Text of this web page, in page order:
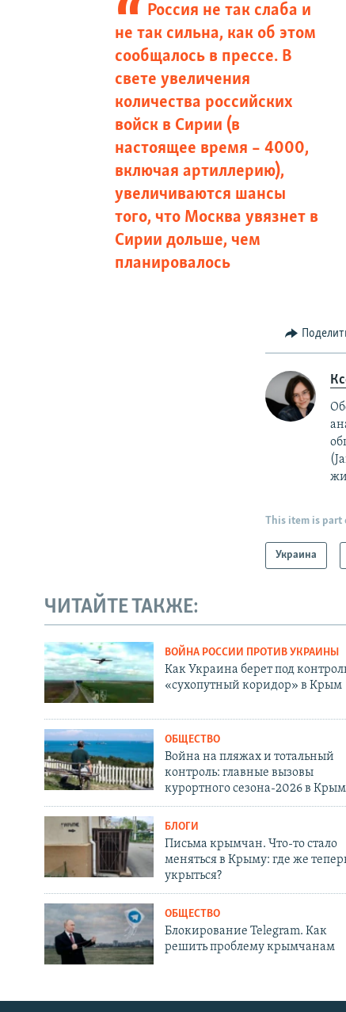
Россия не так слаба и
не так сильна, как об этом
сообщалось в прессе. В
свете увеличения
количества российских
войск в Сирии (в
настоящее время – 4000,
включая артиллерию),
увеличиваются шансы
того, что Москва увязнет в
Сирии дольше, чем
планировалось
This item is part
Украина
ЧИТАЙТЕ ТАКЖЕ:
ВОЙНА РОССИИ ПРОТИВ УКРАИНЫ
Как Украина берет под
«сухопутный коридор» в Крым
ОБЩЕСТВО
Война на пляжах и тотальный
контроль: главные вызовы
курортного сезона-2026 в
БЛОГИ
Письма крымчан. Что-то стало
меняться в Крыму: где же
укрыться?
ОБЩЕСТВО
Блокирование Telegram. Как
решить проблему крымчанам